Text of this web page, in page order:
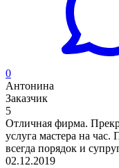
0
Антонина
Заказчик
5
Отличная фирма.
услуга мастера на
всегда порядок и
02.12.2019